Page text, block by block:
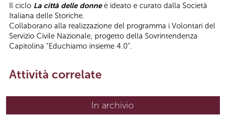
Il ciclo La città delle donneè ideato e curato dalla Società
Italiana delle Storiche.
Collaborano alla realizzazione del programma i Volontari del
Servizio Civile Nazionale, progetto della Sovrintendenza
Capitolina “Educhiamo insieme 4.0”.
Attività correlate
In archivio